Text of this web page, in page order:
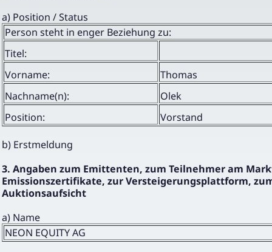
a) Position / Status
Person steht in enger Beziehung zu:
Titel:
Vorname:
Thomas
Nachname(n):
Olek
Position:
Vorstand
b) Erstmeldung
3. Angaben zum Emittenten, zum Teilnehmer am
Emissionszertifikate, zur Versteigerungsplattform,
Auktionsaufsicht
a) Name
NEON EQUITY AG